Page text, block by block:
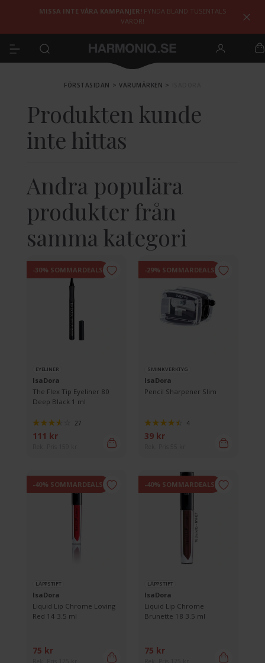
MISSA INTE VÅRA KAMPANJER! FYNDA BLAND TUSENTALS
VAROR!
FÖRSTASIDAN > VARUMÄRKEN >
Produkten kunde
inte hittas
Andra populära
produkter från
samma kategori
-30% SOMMARDEALS
EYELINER
IsaDora
The Flex Tip Eyeliner 80
Deep Black 1 ml
27
111 kr
-29% SOMMARDEALS
SMINKVERKTYG
IsaDora
Pencil Sharpener Slim
4
39 kr
-40% SOMMARDEALS
LÄPPSTIFT
IsaDora
Liquid Lip Chrome Loving
Red 14 3.5 ml
75 kr
-40% SOMMARDEALS
LÄPPSTIFT
IsaDora
Liquid Lip Chrome
Brunette 18 3.5 ml
75 kr